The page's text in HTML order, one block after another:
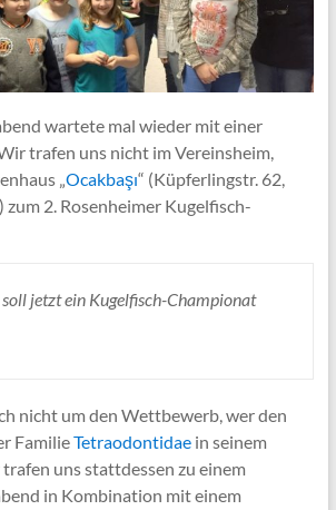
wartete mal wieder mit einer
trafen uns nicht im Vereinsheim,
„Ocakbaşı“ (Küpferlingstr. 62,
zum 2. Rosenheimer Kugelfisch-
soll jetzt ein Kugelfisch-Championat
nicht um den Wettbewerb, wer den
FamilieTetraodontidaein seinem
uns stattdessen zu einem
in Kombination mit einem